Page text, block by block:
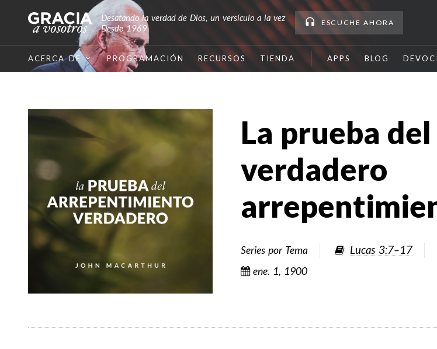
Desatando la verdad de Dios, un versículo a la vez
Desde 1969
ESCUCHE AHORA
ACERCA DE PROGRAMACIÓN RECURSOS TIENDA APPS BLOG
La prueba del
verdadero
Series por Tema Lucas 3:7–17
ene. 1, 1900